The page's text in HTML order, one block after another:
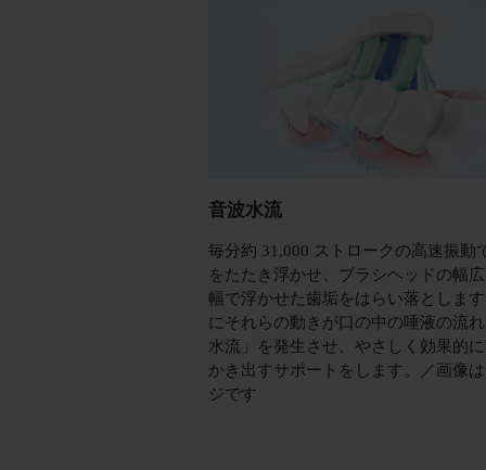
音波水流
毎分約 31,000 ストロークの高速振動
をたたき浮かせ、ブラシヘッドの幅
幅で浮かせた歯垢をはらい落としま
にそれらの動きが口の中の唾液の流
水流」を発生させ、やさしく効果的
かき出すサポートをします。／画像
ジです